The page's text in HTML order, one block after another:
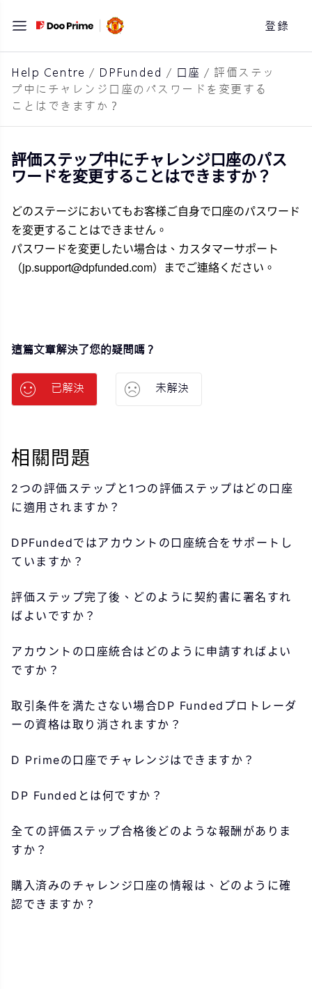
至
主
要
內
登錄
Help Centre / DPFunded / 口座 / 評価ステッ
プ中にチャレンジ口座のパスワードを変更する
ことはできますか？
評価ステップ中にチャレンジ口座のパス
ワードを変更することはできますか？
どのステージにおいてもお客様ご自身で口座のパスワード
を変更することはできません。
パスワードを変更したい場合は、カスタマーサポート
（jp.support@dpfunded.com）までご連絡ください。
這篇文章解決了您的疑問嗎？
已解決 未解決
相關問題
2つの評価ステップと1つの評価ステップはどの口座
に適用されますか？
DPFundedではアカウントの口座統合をサポートし
ていますか？
評価ステップ完了後、どのように契約書に署名すれ
ばよいですか？
アカウントの口座統合はどのように申請すればよい
ですか？
取引条件を満たさない場合DP Fundedプロトレーダ
ーの資格は取り消されますか？
D Primeの口座でチャレンジはできますか？
DP Fundedとは何ですか？
全ての評価ステップ合格後どのような報酬がありま
すか？
購入済みのチャレンジ口座の情報は、どのように確
認できますか？